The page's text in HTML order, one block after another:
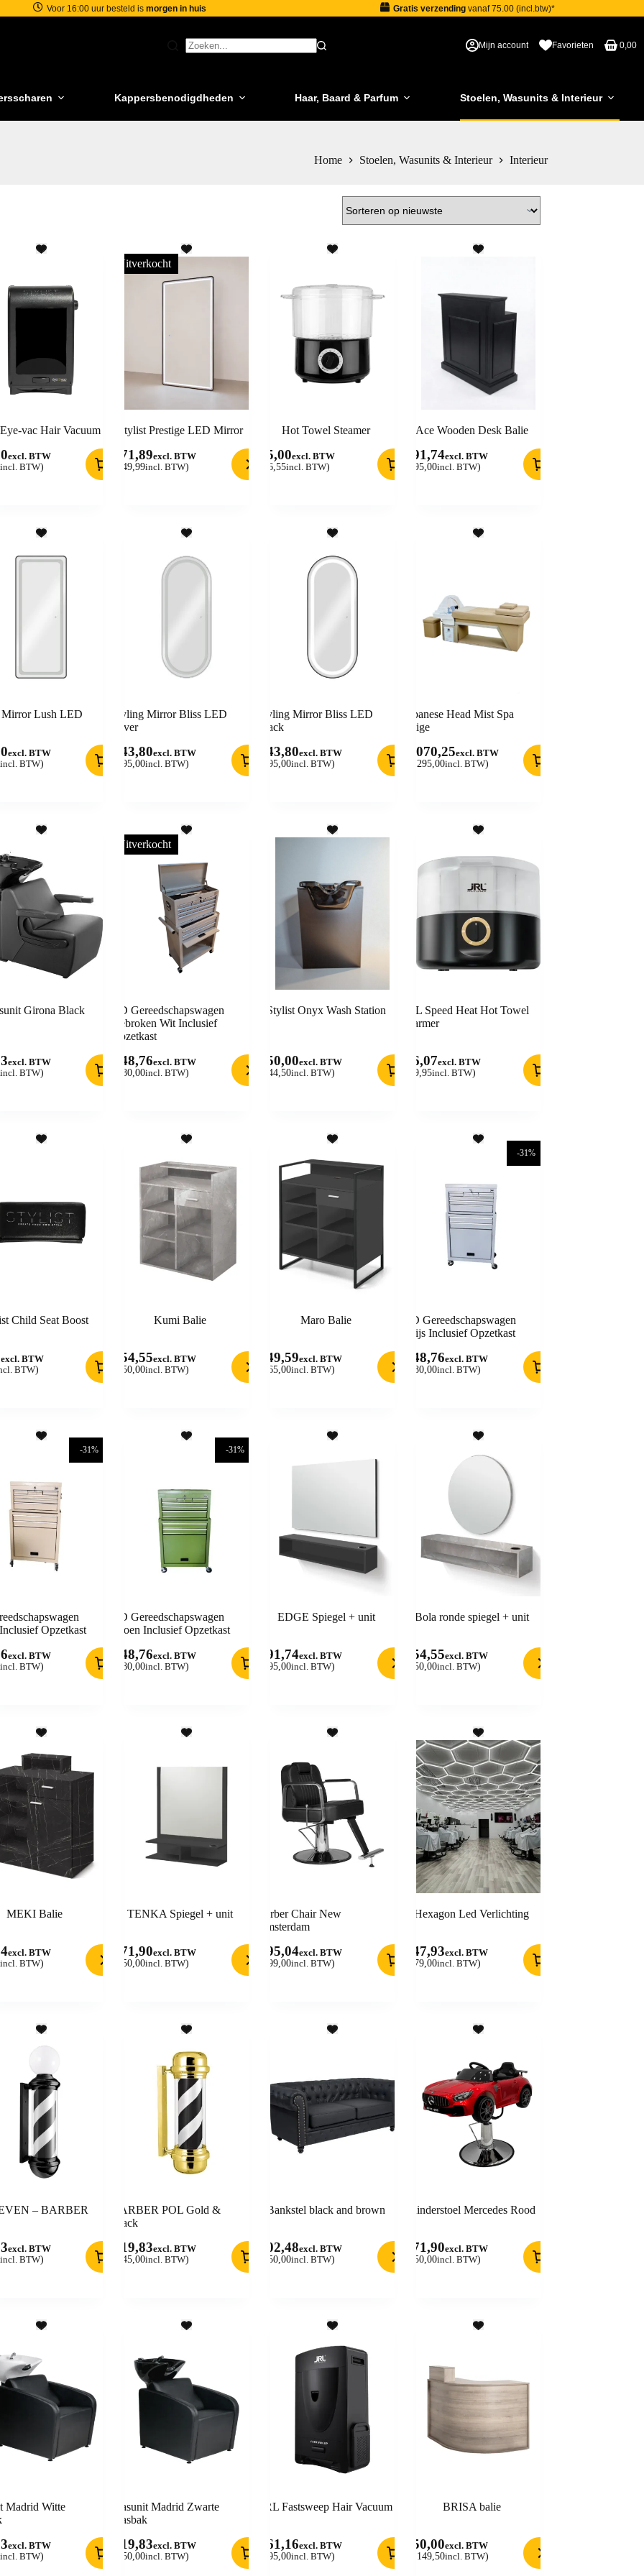
Voor 16:00 uur besteld ismorgen in huis Gratis verzendingvanaf 75.00 (incl.btw)*
Mijn account Favorieten 0,00
Kappersbenodigdheden Haar, Baard & Parfum Stoelen, Wasunits & Interieur
Home
Stoelen, Wasunits & Interieur Interieur
Eye-vac Hair Vacuum
excl. BTW
incl. BTW)
Uitverkocht
Stylist Prestige LED Mirror
371,89excl. BTW
449,99incl. BTW)
Hot Towel Steamer
55,00excl. BTW
66,55incl. BTW)
Ace Wooden Desk Balie
491,74excl. BTW
595,00incl. BTW)
Mirror Lush LED
excl. BTW
incl. BTW)
Styling Mirror Bliss LED
Silver
243,80excl. BTW
295,00incl. BTW)
Styling Mirror Bliss LED
Black
243,80excl. BTW
295,00incl. BTW)
Japanese Head Mist Spa
Beige
1.070,25excl. BTW
1.295,00incl. BTW)
Girona Black
excl. BTW
incl. BTW)
Uitverkocht
BD Gereedschapswagen
Gebroken Wit Inclusief
Opzetkast
148,76excl. BTW
180,00incl. BTW)
Stylist Onyx Wash Station
450,00excl. BTW
544,50incl. BTW)
JRL Speed Heat Hot Towel
Warmer
66,07excl. BTW
79,95incl. BTW)
Child Seat Boost
excl. BTW
BTW)
Kumi Balie
454,55excl. BTW
550,00incl. BTW)
Maro Balie
549,59excl. BTW
665,00incl. BTW)
-31%
BD Gereedschapswagen
Grijs Inclusief Opzetkast
148,76excl. BTW
180,00incl. BTW)
-31%
Inclusief Opzetkast
excl. BTW
incl. BTW)
-31%
BD Gereedschapswagen
Groen Inclusief Opzetkast
148,76excl. BTW
180,00incl. BTW)
EDGE Spiegel + unit
491,74excl. BTW
595,00incl. BTW)
Bola ronde spiegel + unit
454,55excl. BTW
550,00incl. BTW)
MEKI Balie
excl. BTW
incl. BTW)
TENKA Spiegel + unit
371,90excl. BTW
450,00incl. BTW)
Barber Chair New
Amsterdam
495,04excl. BTW
599,00incl. BTW)
Hexagon Led Verlichting
147,93excl. BTW
179,00incl. BTW)
– BARBER
excl. BTW
incl. BTW)
BARBER POL Gold &
Black
119,83excl. BTW
145,00incl. BTW)
Bankstel black and brown
702,48excl. BTW
850,00incl. BTW)
Kinderstoel Mercedes Rood
371,90excl. BTW
450,00incl. BTW)
Madrid Witte
excl. BTW
incl. BTW)
Wasunit Madrid Zwarte
Wasbak
619,83excl. BTW
750,00incl. BTW)
JRL Fastsweep Hair Vacuum
161,16excl. BTW
195,00incl. BTW)
BRISA balie
950,00excl. BTW
1.149,50incl. BTW)